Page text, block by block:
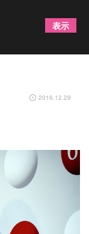
気合十分の紅
2016.12.29
表示